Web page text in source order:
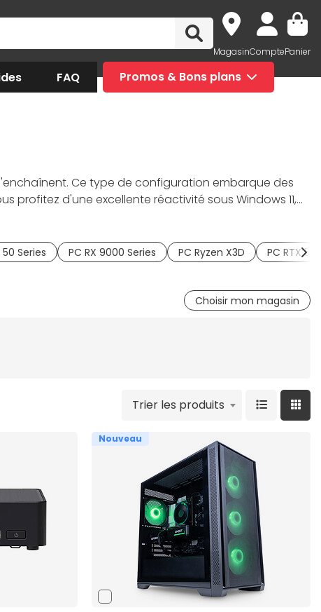
MagasinComptePanier
FAQ Promos & Bons plans
Ce type de configuration embarque des
profitez d'une excellente réactivité sous Windows 11,
équilibrée pour un
de 25 ans, avec des fiches produits claires et
50 Series PC RX 9000 Series PC Ryzen X3D PC RTX
Choisir mon magasin
Trier les produits
Nouveau